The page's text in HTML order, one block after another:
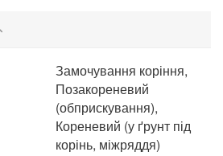
Замочування коріння,
Позакореневий
(обприскування),
Кореневий (у ґрунт під
корінь, міжряддя)